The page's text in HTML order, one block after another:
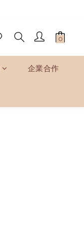
企業合作